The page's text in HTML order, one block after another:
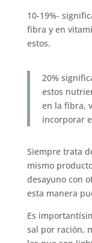
10-19%-
fibra y en
estos.
20%
estos
en la fibra,
incorporar
Siempre trata
mismo
desayuno con
esta manera
Es
sal por ración,